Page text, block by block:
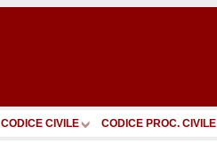
CODICE CIVILE CODICE PROC. CIVILE